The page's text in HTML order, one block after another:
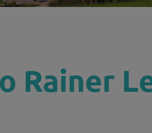
Rainer